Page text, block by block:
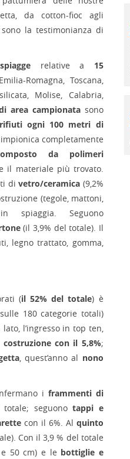
da cotton-fioc agli
la testimonianza di
relative a 15
Romagna, Toscana,
Molise, Calabria,
area campionatasono
ogni 100 metri di
completamente
da polimeri
il materiale più trovato.
divetro/ceramica (9,2%
(tegole, mattoni,
spiaggia. Seguono
(il 3,9% del totale). Il
legno trattato, gomma,
(il 52% del totale) è
180 categorie totali)
l’ingresso in top ten,
con il 5,8%;
, quest’anno al nono
i frammenti di
totale; seguonotappi e
con il 6%. Al quinto
Con il 3,9 % del totale
50 cm) e le bottiglie e